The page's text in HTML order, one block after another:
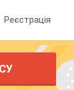
Реєстрація